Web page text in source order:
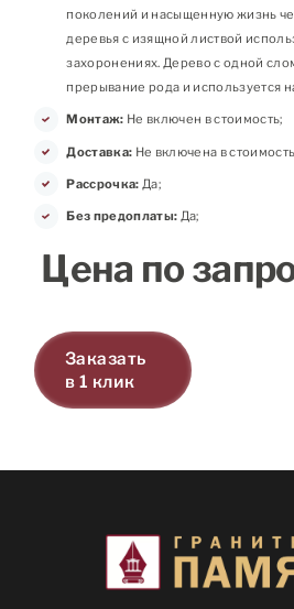
поколений и насыщенную жизнь
деревья с изящной листвой
захоронениях. Дерево с одной
прерывание рода и используется
Монтаж: Не включен в стоимость;
Доставка: Не включена в
Рассрочка: Да;
Без предоплаты: Да;
Цена по
Заказать
в 1 клик